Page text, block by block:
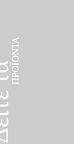
ταΠΡΟΪΌΝΤΑ